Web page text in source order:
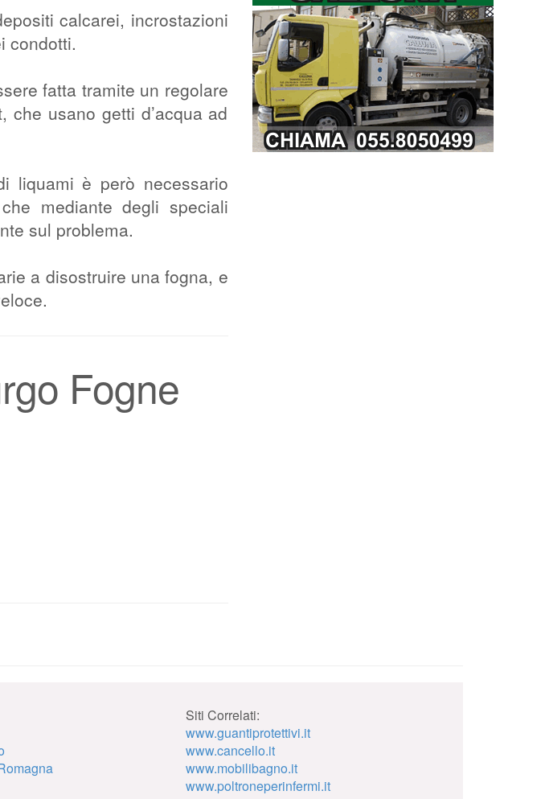
calcarei, incrostazioni
condotti.
fatta tramite un regolare
usano getti d’acqua ad
liquami è però necessario
mediante degli speciali
sul problema.
a disostruire una fogna, e
Fogne
Siti Correlati:
www.guantiprotettivi.it
www.cancello.it
www.mobilibagno.it
www.poltroneperinfermi.it